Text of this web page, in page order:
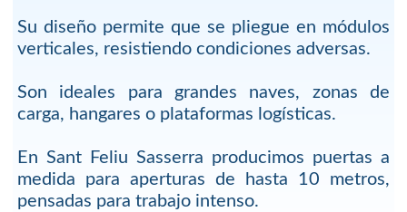
Su diseño permite que se pliegue en módulos
verticales, resistiendo condiciones adversas.
Son ideales para grandes naves, zonas de
carga, hangares o plataformas logísticas.
En Sant Feliu Sasserra producimos puertas a
medida para aperturas de hasta 10 metros,
pensadas para trabajo intenso.